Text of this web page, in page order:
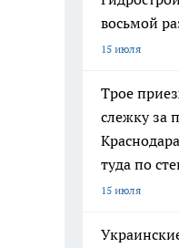
восьмой
15 июля
Трое
слежку за
туда по
15 июля